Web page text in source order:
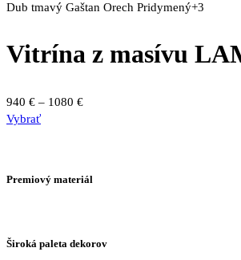
Dub tmavý Gaštan Orech Pridymený+3
Vitrína z masívu
940 € – 1080 €Price
VybraťTento
variantov.
vybrať
Premiový materiál
Široká paleta dekorov